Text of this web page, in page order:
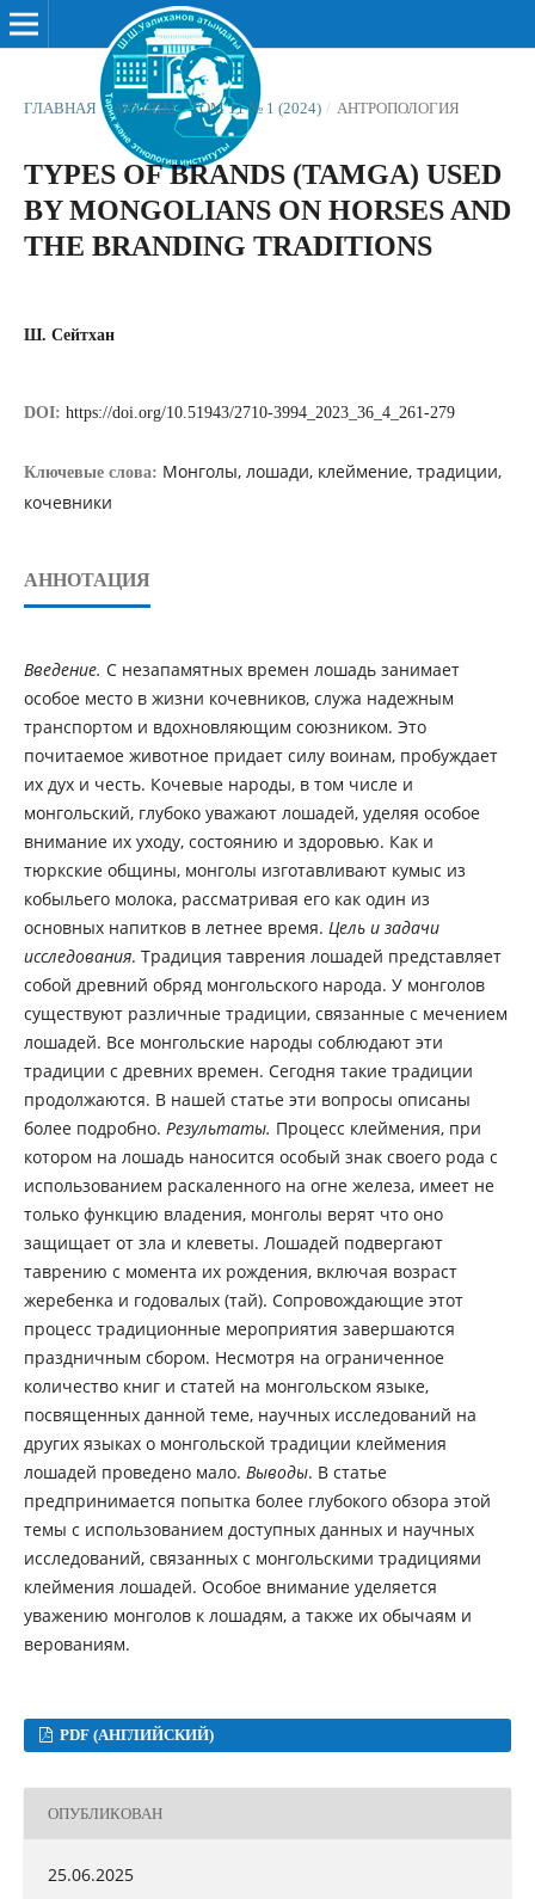
ГЛАВНАЯ / АРХИВЫ / ТОМ 11 № 1 (2024) / АНТРОПОЛОГИЯ
TYPES OF BRANDS (TAMGA) USED
BY MONGOLIANS ON HORSES AND
THE BRANDING TRADITIONS
Ш. Сейтхан
DOI: https://doi.org/10.51943/2710-3994_2023_36_4_261-279
Ключевые слова: Монголы, лошади, клеймение, традиции,
кочевники
АННОТАЦИЯ
Введение. С незапамятных времен лошадь занимает
особое место в жизни кочевников, служа надежным
транспортом и вдохновляющим союзником. Это
почитаемое животное придает силу воинам, пробуждает
их дух и честь. Кочевые народы, в том числе и
монгольский, глубоко уважают лошадей, уделяя особое
внимание их уходу, состоянию и здоровью. Как и
тюркские общины, монголы изготавливают кумыс из
кобыльего молока, рассматривая его как один из
основных напитков в летнее время. Цель и задачи
исследования. Традиция таврения лошадей представляет
собой древний обряд монгольского народа. У монголов
существуют различные традиции, связанные с мечением
лошадей. Все монгольские народы соблюдают эти
традиции с древних времен. Сегодня такие традиции
продолжаются. В нашей статье эти вопросы описаны
более подробно. Результаты. Процесс клеймения, при
котором на лошадь наносится особый знак своего рода с
использованием раскаленного на огне железа, имеет не
только функцию владения, монголы верят что оно
защищает от зла и клеветы. Лошадей подвергают
таврению с момента их рождения, включая возраст
жеребенка и годовалых (тай). Сопровождающие этот
процесс традиционные мероприятия завершаются
праздничным сбором. Несмотря на ограниченное
количество книг и статей на монгольском языке,
посвященных данной теме, научных исследований на
других языках о монгольской традиции клеймения
лошадей проведено мало. Выводы. В статье
предпринимается попытка более глубокого обзора этой
темы с использованием доступных данных и научных
исследований, связанных с монгольскими традициями
клеймения лошадей. Особое внимание уделяется
уважению монголов к лошадям, а также их обычаям и
верованиям.
PDF (АНГЛИЙСКИЙ)
ОПУБЛИКОВАН
25.06.2025